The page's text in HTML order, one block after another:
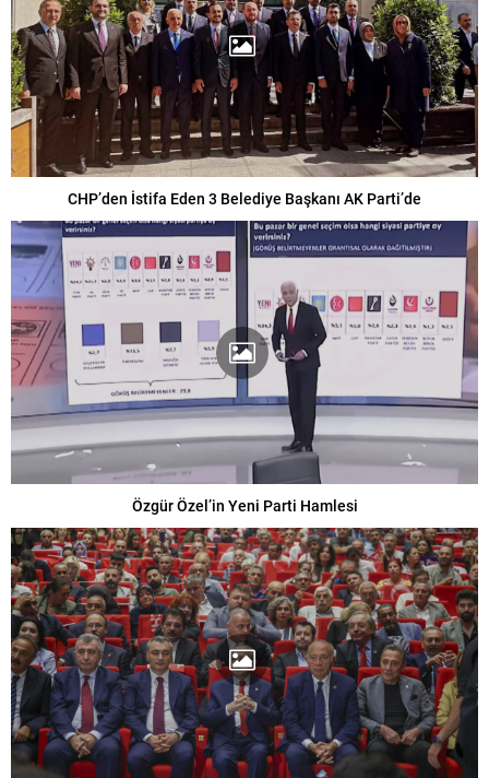
CHP’den İstifa Eden 3 Belediye Başkanı AK Parti’de
Özgür Özel’in Yeni Parti Hamlesi